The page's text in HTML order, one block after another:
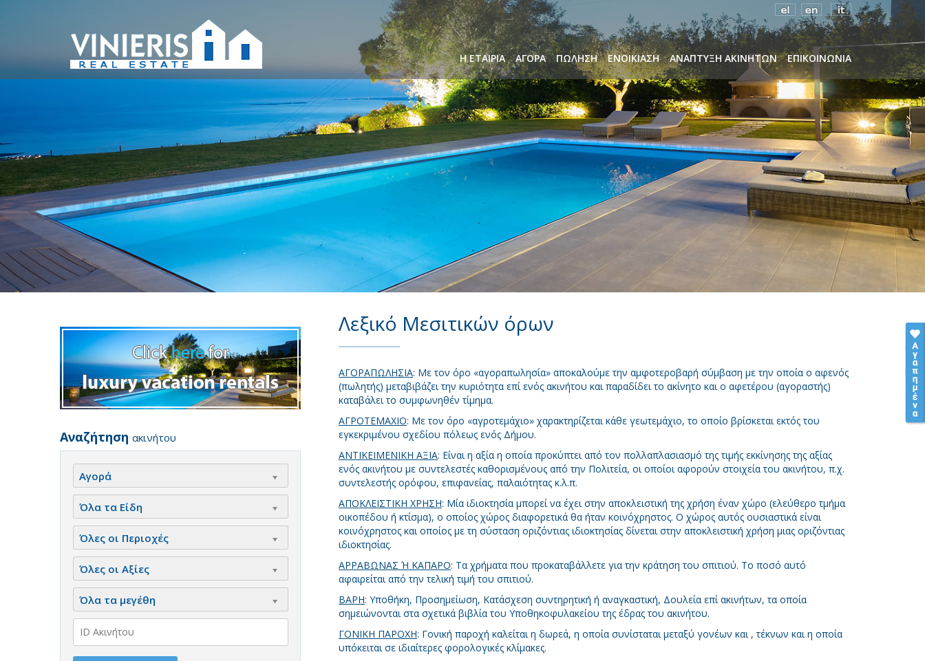
Η ΕΤΑΙΡΙΑ ΑΓΟΡΑ ΠΩΛΗΣΗ ΕΝΟΙΚΙΑΣΗ ΑΝΑΠΤΥΞΗ ΑΚΙΝΗΤΩΝ ΕΠΙΚΟΙΝΩΝΙΑ
Αναζήτηση ακινήτου
Αγορά
Όλα τα Είδη
Όλες οι Περιοχές
Όλες οι Αξίες
Όλα τα μεγέθη
Λεξικό Μεσιτικών όρων
ΑΓΟΡΑΠΩΛΗΣΙΑ: Με τον όρο «αγοραπωλησία» αποκαλούμε την αμφοτεροβαρή σύμβαση με την οποία ο αφενός
(πωλητής) μεταβιβάζει την κυριότητα επί ενός ακινήτου και παραδίδει το ακίνητο και ο αφετέρου (αγοραστής)
καταβάλει το συμφωνηθέν τίμημα.
ΑΓΡΟΤΕΜΑΧΙΟ: Με τον όρο «αγροτεμάχιο» χαρακτηρίζεται κάθε γεωτεμάχιο, το οποίο βρίσκεται εκτός του
εγκεκριμένου σχεδίου πόλεως ενός Δήμου.
ΑΝΤΙΚΕΙΜΕΝΙΚΗ ΑΞΙΑ: Είναι η αξία η οποία προκύπτει από τον πολλαπλασιασμό της τιμής εκκίνησης της αξίας
ενός ακινήτου με συντελεστές καθορισμένους από την Πολιτεία, οι οποίοι αφορούν στοιχεία του ακινήτου, π.χ.
συντελεστής ορόφου, επιφανείας, παλαιότητας κ.λ.π.
ΑΠΟΚΛΕΙΣΤΙΚΗ ΧΡΗΣΗ: Μία ιδιοκτησία μπορεί να έχει στην αποκλειστική της χρήση έναν χώρο (ελεύθερο τμήμα
οικοπέδου ή κτίσμα), ο οποίος χώρος διαφορετικά θα ήταν κοινόχρηστος. O χώρος αυτός ουσιαστικά είναι
κοινόχρηστος και οποίος με τη σύσταση οριζόντιας ιδιοκτησίας δίνεται στην αποκλειστική χρήση μιας οριζόντιας
ιδιοκτησίας.
ΑΡΡΑΒΩΝΑΣ Ή ΚΑΠΑΡΟ: Τα χρήματα που προκαταβάλλετε για την κράτηση του σπιτιού. Το ποσό αυτό
αφαιρείται από την τελική τιμή του σπιτιού.
ΒΑΡΗ: Υποθήκη, Προσημείωση, Κατάσχεση συντηρητική ή αναγκαστική, Δουλεία επί ακινήτων, τα οποία
σημειώνονται στα σχετικά βιβλία του Υποθηκοφυλακείου της έδρας του ακινήτου.
ΓΟΝΙΚΗ ΠΑΡΟΧΗ: Γονική παροχή καλείται η δωρεά, η οποία συνίσταται μεταξύ γονέων και , τέκνων και η οποία
υπόκειται σε ιδιαίτερες φορολογικές κλίμακες.